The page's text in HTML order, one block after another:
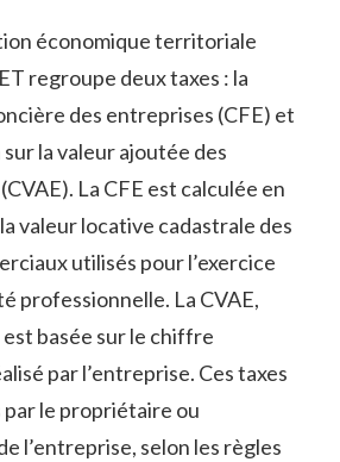
économique territoriale
⁢regroupe deux taxes : la
des entreprises ⁤(CFE) et
la valeur ajoutée des
La CFE est‌ calculée en
‌valeur locative cadastrale des
‍utilisés pour⁣ l’exercice
professionnelle. La ⁣CVAE,‍
est basée ‍sur le chiffre
par l’entreprise. Ces taxes
par le‌ propriétaire ou
⁣l’entreprise, ‍selon les règles